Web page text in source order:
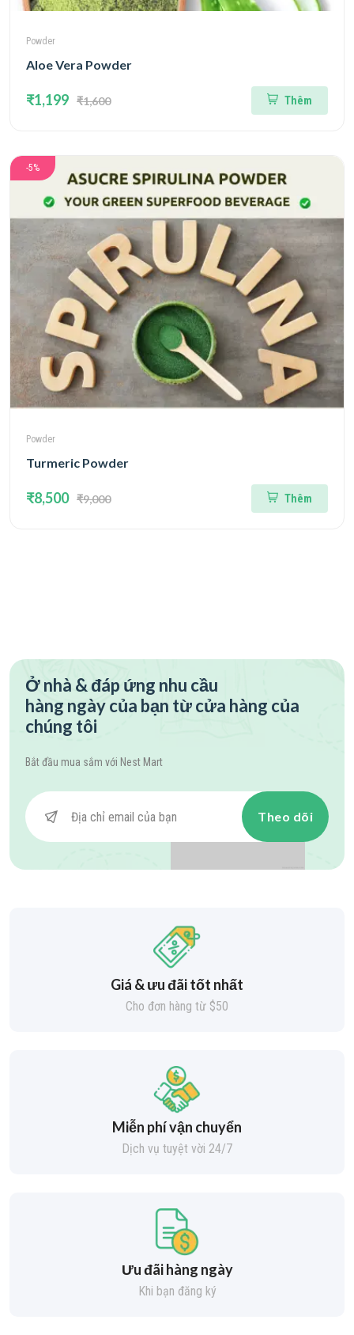
Powder
Aloe Vera Powder
₹1,199 ₹1,600 Thêm
-5%
Powder
Turmeric Powder
₹8,500 ₹9,000 Thêm
Ở nhà & đáp ứng nhu cầu
hàng ngày của bạn từ cửa hàng của
chúng tôi
Bắt đầu mua sắm với Nest Mart
Theo dõi
Giá & ưu đãi tốt nhất
Cho đơn hàng từ $50
Miễn phí vận chuyển
Dịch vụ tuyệt vời 24/7
Ưu đãi hàng ngày
Khi bạn đăng ký